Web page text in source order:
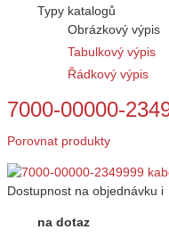
Typy katalogů
Obrázkový výpis
Tabulkový výpis
Řádkový výpis
7000-00000-
Porovnat produkty
Dostupnost na objednávku i
na dotaz